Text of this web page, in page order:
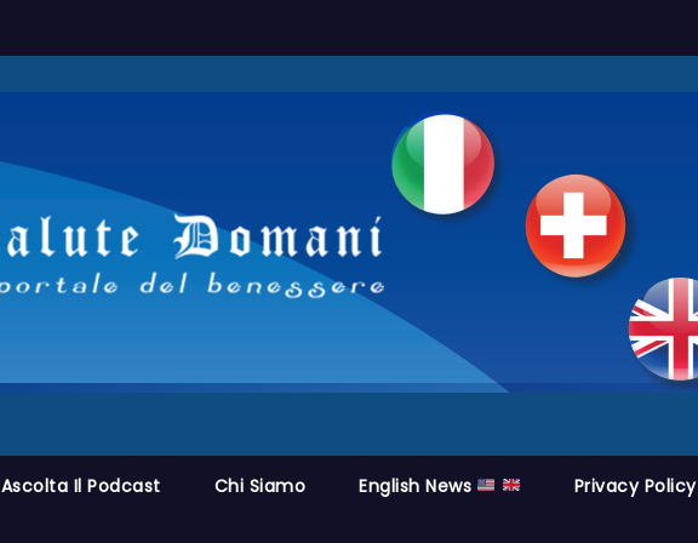
Ascolta Il Podcast Chi Siamo English News Privacy Policy